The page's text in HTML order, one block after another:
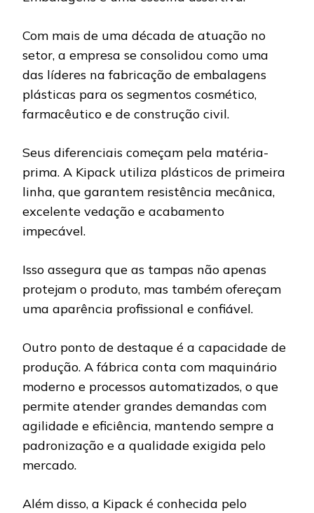
Com mais de uma década de atuação no
setor, a empresa se consolidou como uma
das líderes na fabricação de embalagens
plásticas para os segmentos cosmético,
farmacêutico e de construção civil.
Seus diferenciais começam pela matéria-
prima. A Kipack utiliza plásticos de primeira
linha, que garantem resistência mecânica,
excelente vedação e acabamento
impecável.
Isso assegura que as tampas não apenas
protejam o produto, mas também ofereçam
uma aparência profissional e confiável.
Outro ponto de destaque é a capacidade de
produção. A fábrica conta com maquinário
moderno e processos automatizados, o que
permite atender grandes demandas com
agilidade e eficiência, mantendo sempre a
padronização e a qualidade exigida pelo
mercado.
Além disso, a Kipack é conhecida pelo